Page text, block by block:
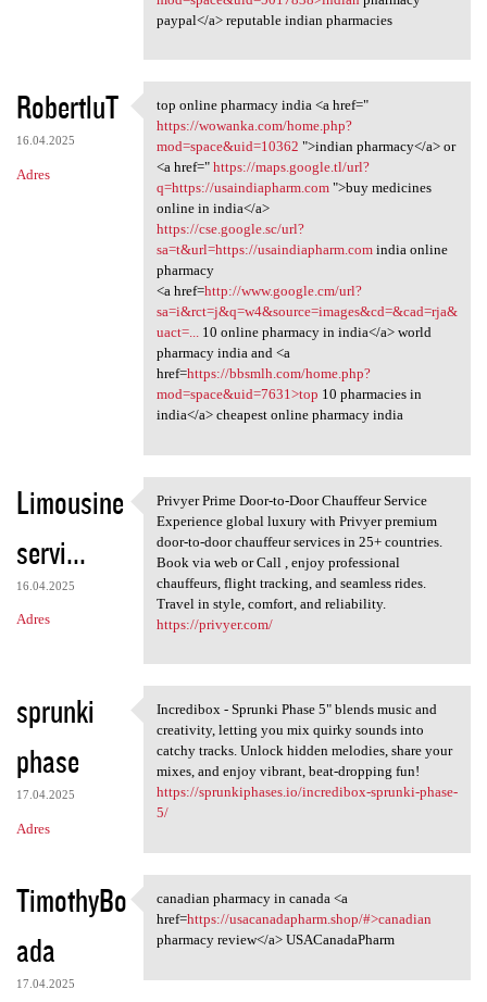
paypal</a> reputable indian pharmacies
RobertluT
16.04.2025
Adres
top online pharmacy india <a
top online pharmacy india <a href="
https://wowanka.com/home.php?
mod=space&uid=10362 ">indian pharmacy</a> or
<a href=" https://maps.google.tl/url?
q=https://usaindiapharm.com">buy medicines
online in india</a>
https://cse.google.sc/url?
sa=t&url=https://usaindiapharm.comindia online
pharmacy
<a href=http://www.google.cm/url?
sa=i&rct=j&q=w4&source=images&cd=&cad=rja&
uact=...10 online pharmacy in india</a> world
pharmacy india and <a
href=https://bbsmlh.com/home.php?
mod=space&uid=7631>top 10 pharmacies in
india</a> cheapest online pharmacy india
Limousine
servi...
16.04.2025
Adres
Privyer Prime Door-to-Door
Privyer Prime Door-to-Door Chauffeur Service
Experience global luxury with Privyer premium
door-to-door chauffeur services in 25+ countries.
Book via web or Call , enjoy professional
chauffeurs, flight tracking, and seamless rides.
Travel in style, comfort, and reliability.
https://privyer.com/
sprunki
phase
17.04.2025
Adres
Incredibox - Sprunki Phase 5"
Incredibox - Sprunki Phase 5" blends music and
creativity, letting you mix quirky sounds into
catchy tracks. Unlock hidden melodies, share your
mixes, and enjoy vibrant, beat-dropping fun!
https://sprunkiphases.io/incredibox-sprunki-phase-
5/
TimothyBo
ada
17.04.2025
canadian pharmacy in canada
canadian pharmacy in canada <a
href=https://usacanadapharm.shop/#>canadian
pharmacy review</a> USACanadaPharm